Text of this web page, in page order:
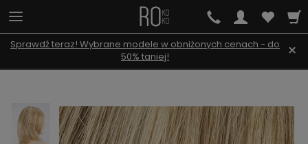
Sprawdź teraz! Wybrane modele w obniżonych cenach - do
50% taniej!
×